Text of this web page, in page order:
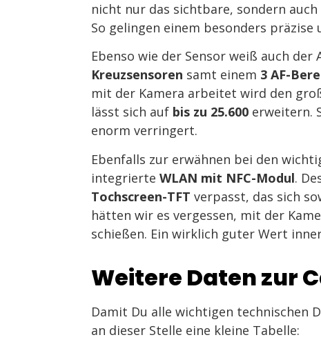
nicht nur das sichtbare, sondern
So gelingen einem besonders
Ebenso wie der Sensor weiß auch
Kreuzsensoren samt einem 3 AF-
mit der Kamera arbeitet wird den
lässt sich auf bis zu 25.600 erweitern.
enorm verringert.
Ebenfalls zur erwähnen bei den
integrierte WLAN mit NFC-Modul.
Tochscreen-TFT verpasst, das sich
hätten wir es vergessen, mit der
schießen. Ein wirklich guter Wert
Weitere Daten zur
Damit Du alle wichtigen technischen
an dieser Stelle eine kleine Tabelle: